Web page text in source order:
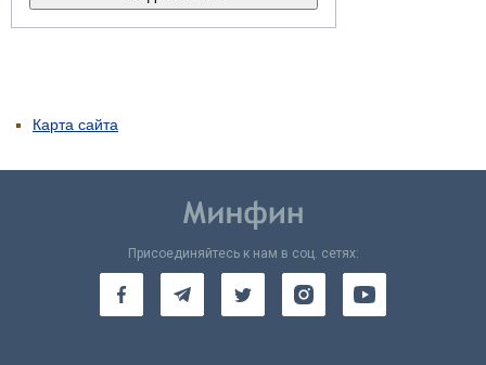
Карта сайта
Присоединяйтесь к нам в соц. сетях: